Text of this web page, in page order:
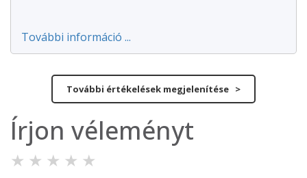
További információ ...
További értékelések megjelenítése >
Írjon véleményt
★ ★ ★ ★ ★